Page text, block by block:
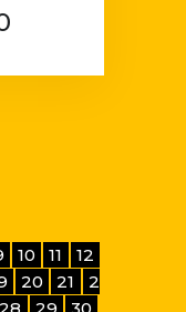
10 11
12
20 21
2